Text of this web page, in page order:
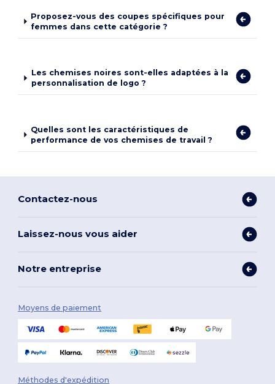
Proposez-vous des coupes spécifiques pour
femmes dans cette catégorie ?
Les chemises noires sont-elles adaptées à la
personnalisation de logo ?
Quelles sont les caractéristiques de
performance de vos chemises de travail ?
Contactez-nous
Laissez-nous vous aider
Notre entreprise
Moyens de paiement
Méthodes d'expédition